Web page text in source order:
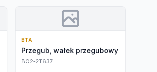
BTA
Przegub, wałek przegubowy
BO2-2T637